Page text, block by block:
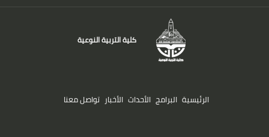
كلية التربية النوعية
الرئيسية البرامج الأحداث الأخبار تواصل معنا